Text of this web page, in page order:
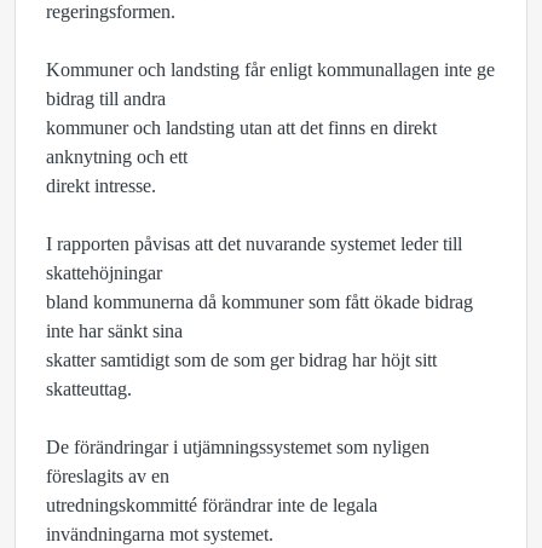
regeringsformen.
Kommuner och landsting får enligt kommunallagen inte ge
bidrag till andra
kommuner och landsting utan att det finns en direkt
anknytning och ett
direkt intresse.
I rapporten påvisas att det nuvarande systemet leder till
skattehöjningar
bland kommunerna då kommuner som fått ökade bidrag
inte har sänkt sina
skatter samtidigt som de som ger bidrag har höjt sitt
skatteuttag.
De förändringar i utjämningssystemet som nyligen
föreslagits av en
utredningskommitté förändrar inte de legala
invändningarna mot systemet.